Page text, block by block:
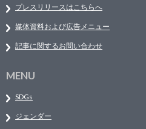
プレスリリースはこちらへ
媒体資料および広告メニュー
記事に関するお問い合わせ
MENU
SDGs
ジェンダー